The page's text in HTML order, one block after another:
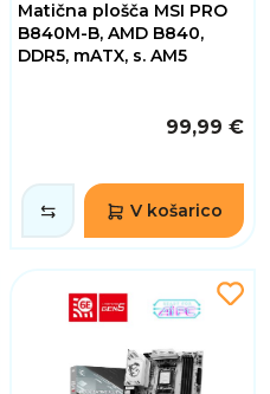
Matična plošča MSI PRO
B840M-B, AMD B840,
DDR5, mATX, s. AM5
99,99 €
V košarico